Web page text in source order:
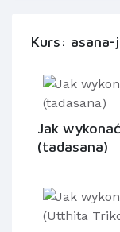
Kurs: asana-
Jak
(tadasana)